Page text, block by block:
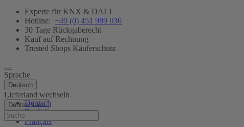
Experte für KNX & DALI
Hotline: +49 (0) 451 989 030
30 Tage Rückgaberecht
Kauf auf Rechnung
Trusted Shops Käuferschutz
Sprache
Deutsch
Deutsch
English
Français
Lieferland wechseln
Deutschland
Hilfe